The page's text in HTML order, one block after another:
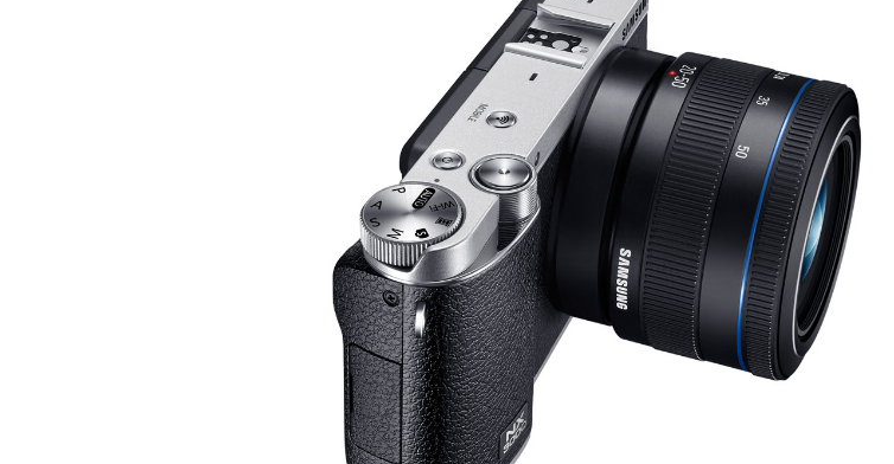
TS. Nguyễn Đức Độ - Phó Viện trưởng
Viện Kinh tế Tài chính
"Có rất nhiều việc phải làm
ngay từ bây giờ và trên thực tế
đang được tiến hành như tăng
đầu tư cho khoa học công
nghệ; ban hành các cơ chế
khuyến khích đổi mới sáng tạo,
khởi nghiệp..."
Việc sử dụng hiệu quả
sách tài khóa không chỉ
nghĩa hỗ trợ ngắn hạn
đóng vai trò tạo nền tảng
tăng trưởng bền vững